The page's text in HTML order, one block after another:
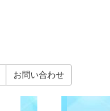
お問い合わせ